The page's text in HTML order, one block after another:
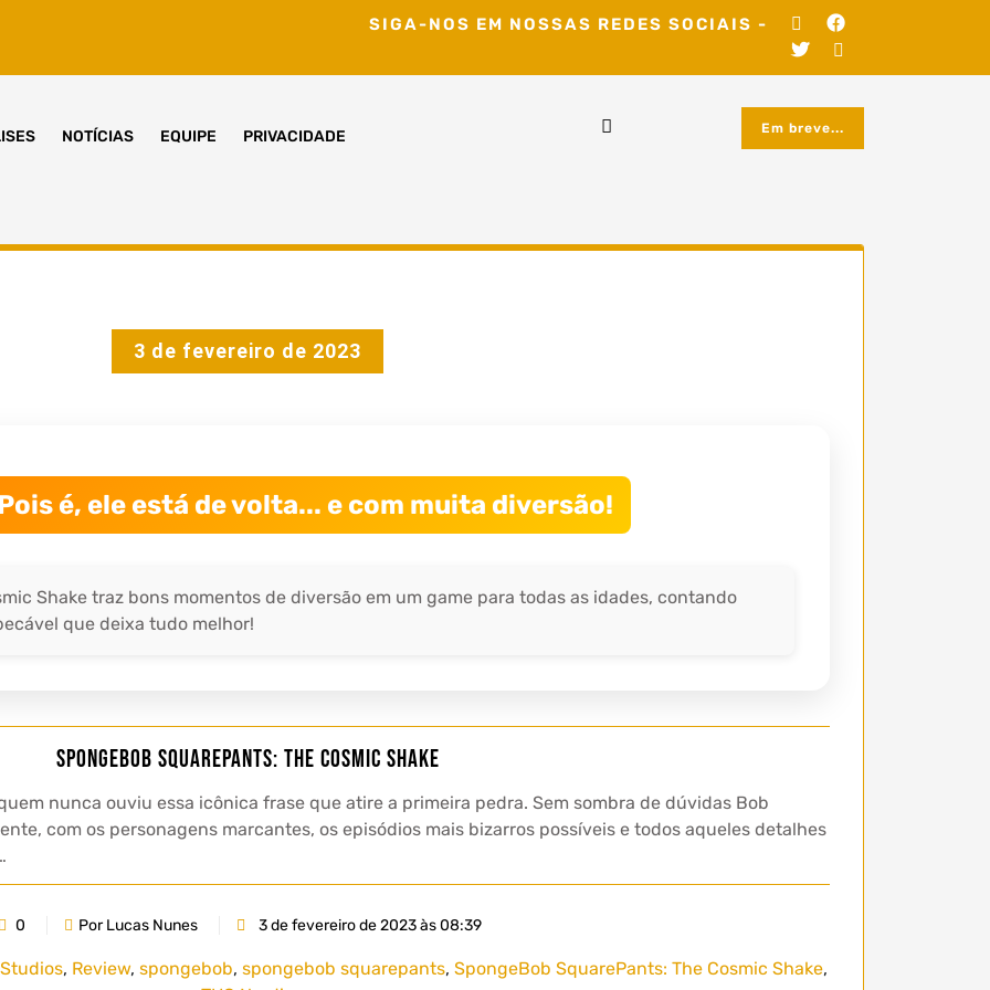
SIGA-NOS EM NOSSAS REDES SOCIAIS -
NOTÍCIAS EQUIPE PRIVACIDADE Em breve...
3 de fevereiro de 2023
é, ele está de volta... e com muita diversão!
Shake traz bons momentos de diversão em um game para todas as idades, contando
que deixa tudo melhor!
SpongeBob SquarePants: The Cosmic Shake
nunca ouviu essa icônica frase que atire a primeira pedra. Sem sombra de dúvidas Bob
com os personagens marcantes, os episódios mais bizarros possíveis e todos aqueles detalhes
0 Por Lucas Nunes 3 de fevereiro de 2023 às 08:39
, Review, spongebob, spongebob squarepants, SpongeBob SquarePants: The Cosmic Shake,